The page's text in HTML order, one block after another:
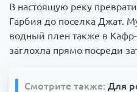
В настоящую реку
Гарбия до поселка Джат.
водный плен также в
заглохла прямо посреди
Смотрите также: Для